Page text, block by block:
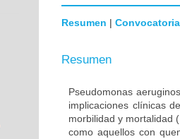
Resumen | Convocatoria
Resumen
Pseudomonas
implicaciones clínicas
morbilidad y mortalidad
como aquellos con